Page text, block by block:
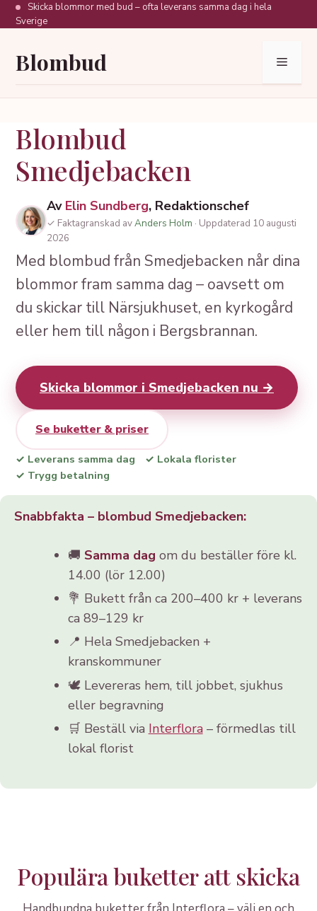
Hoppa
till
Skicka blommor med bud – ofta leverans samma dag i hela
Sverige
Blombud Meny
Blombud
Smedjebacken
Av Elin Sundberg, Redaktionschef
✓ Faktagranskad avAnders Holm · Uppdaterad 10 augusti
2026
Med blombud från Smedjebacken når dina
blommor fram samma dag – oavsett om
du skickar till Närsjukhuset, en kyrkogård
eller hem till någon i Bergsbrannan.
Skicka blommor i Smedjebacken nu →
Se buketter & priser
✓ Leverans samma dag
✓ Lokala florister
✓ Trygg betalning
Snabbfakta – blombud Smedjebacken:
🚚 Samma dag om du beställer före kl.
14.00 (lör 12.00)
💐 Bukett från ca 200–400 kr + leverans
ca 89–129 kr
📍 Hela Smedjebacken +
kranskommuner
🕊️ Levereras hem, till jobbet, sjukhus
eller begravning
🛒 Beställ via Interflora– förmedlas till
lokal florist
Populära buketter att skicka